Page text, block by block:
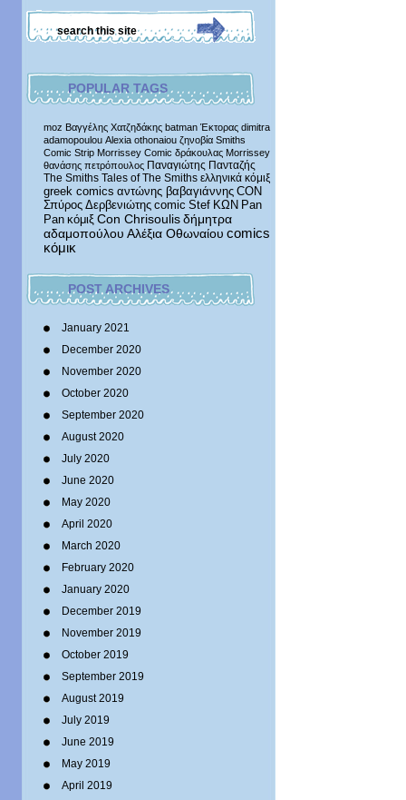
POPULAR TAGS
moz Βαγγέλης Χατζηδάκης batman Έκτορας dimitra
adamopoulou Alexia othonaiou ζηνοβία Smiths
Comic Strip Morrissey Comic δράκουλας Morrissey
θανάσης πετρόπουλος Παναγιώτης Πανταζής
The Smiths Tales of The Smiths ελληνικά κόμιξ
greek comics αντώνης βαβαγιάννης CON
Σπύρος Δερβενιώτης comic Stef ΚΩΝ Pan
Pan κόμιξ Con Chrisoulis δήμητρα
αδαμοπούλου Αλέξια Οθωναίου comics
κόμικ
POST ARCHIVES
January 2021
December 2020
November 2020
October 2020
September 2020
August 2020
July 2020
June 2020
May 2020
April 2020
March 2020
February 2020
January 2020
December 2019
November 2019
October 2019
September 2019
August 2019
July 2019
June 2019
May 2019
April 2019